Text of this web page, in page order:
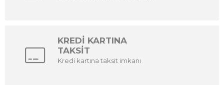
KREDİ KARTINA
TAKSİT
Kredi kartına taksit imkanı